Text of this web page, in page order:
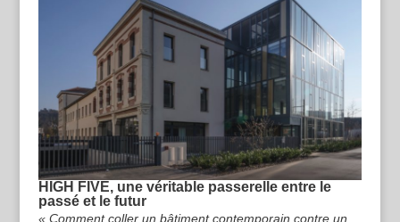
HIGH FIVE, une véritable passerelle entre le
passé et le futur
« Comment coller un bâtiment contemporain contre un